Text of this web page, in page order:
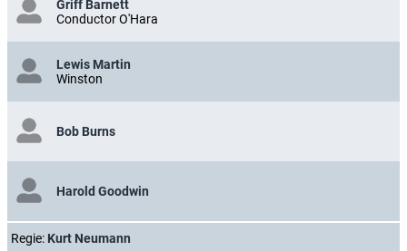
Griff Barnett
Conductor O'Hara
Lewis Martin
Winston
Bob Burns
Harold Goodwin
Regie: Kurt Neumann